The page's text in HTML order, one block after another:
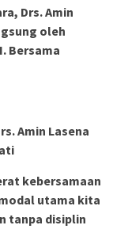
Drs. Amin
oleh
Bersama
Amin Lasena
kebersamaan
utama kita
tanpa disiplin